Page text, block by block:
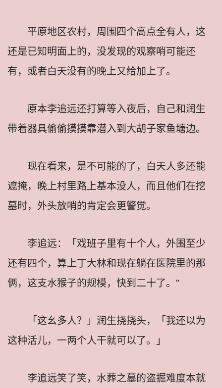
平原地区农村，周围四个高点全有人，这
还是已知明面上的，没发现的观察哨可能还
有，或者白天没有的晚上又给加上了。
原本李追远还打算等入夜后，自己和润生
带着器具偷偷摸摸靠潜入到大胡子家鱼塘边。
现在看来，是不可能的了，白天人多还能
遮掩，晚上村里路上基本没人，而且他们在挖
墓时，外头放哨的肯定会更警觉。
李追远：「戏班子里有十个人，外围至少
还有四个，算上丁大林和现在躺在医院里的那
俩，这支水猴子的规模，快到二十了。"
「这幺多人？」润生挠挠头，「我还以为
这种活儿，一两个人干就可以了。」
李追远笑了笑，水葬之墓的盗掘难度本就